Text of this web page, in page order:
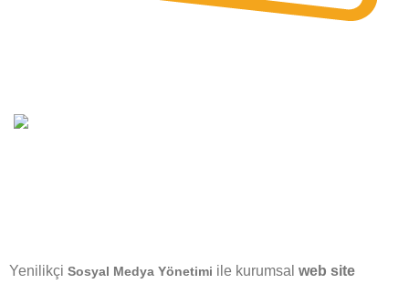
Yenilikçi Sosyal Medya Yönetimi ile kurumsalweb site